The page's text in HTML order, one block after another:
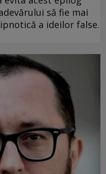
să fie mai
a ideilor false.